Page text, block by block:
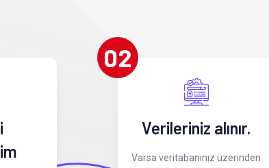
02
Verileriniz alınır.
Varsa veritabanınız üzerinden